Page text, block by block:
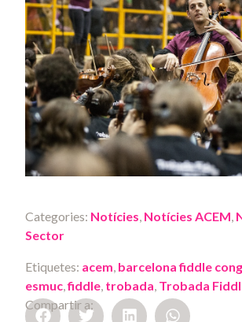
Categories: Notícies Notícies ACEM
Sector
Etiquetes: acem barcelona fiddle
esmuc ,fiddle trobada Trobada
Compartir a: